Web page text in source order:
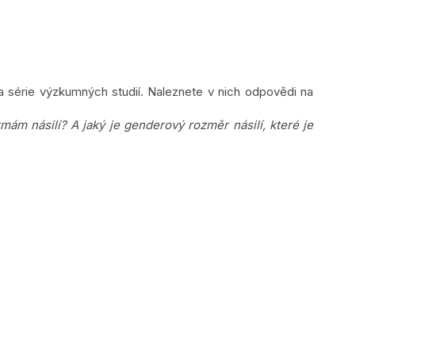
série výzkumných studií. Naleznete v nich odpovědi na
násilí? A jaký je genderový rozměr násilí, které je